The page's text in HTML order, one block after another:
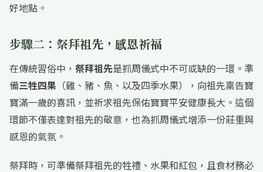
好地點。
步驟二：祭拜祖先，感恩祈福
在傳統習俗中， 祭拜祖先是抓周儀式中不可或缺的一環。準
備三牲四果 （雞、豬、魚、以及四季水果），向祖先稟告寶
寶滿一歲的喜訊，並祈求祖先保佑寶寶平安健康長大。這個
環節不僅表達對祖先的敬意，也為抓周儀式增添一份莊重與
感恩的氣氛。
祭拜時，可準備祭拜祖先的牲禮、水果和紅包，且食材務必